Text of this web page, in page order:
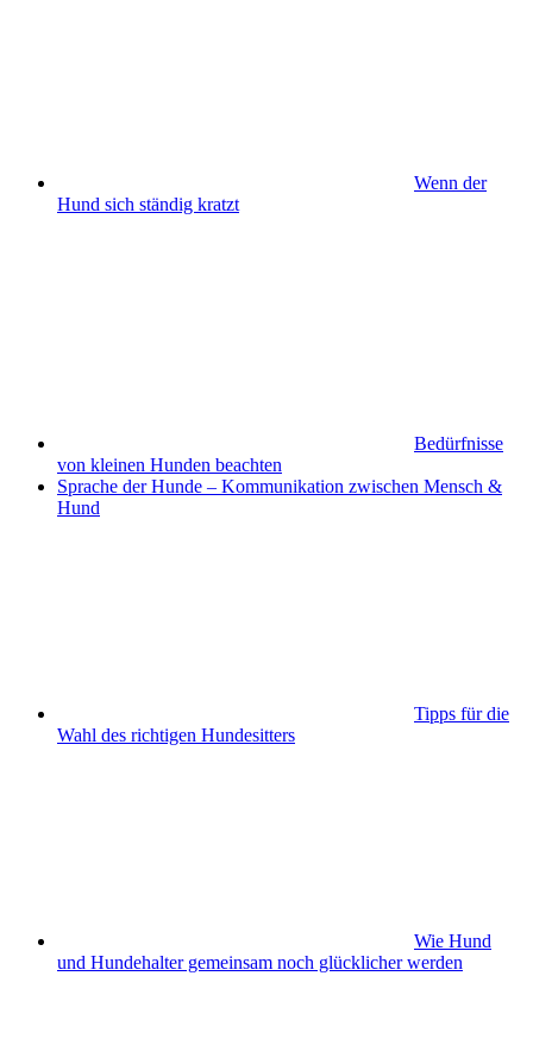
Wenn der
Hund sich ständig kratzt
Bedürfnisse
von kleinen Hunden beachten
Sprache der Hunde – Kommunikation zwischen Mensch &
Hund
Tipps für die
Wahl des richtigen Hundesitters
Wie Hund
und Hundehalter gemeinsam noch glücklicher werden